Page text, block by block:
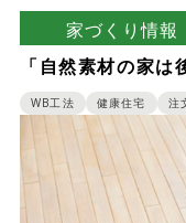
家づくり情報
「自然素材の家
デメリットと後悔
WB工法 健康住宅 注